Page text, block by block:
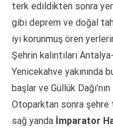
terk edildikten sonra
gibi deprem ve doğal
iyi korunmuş ören
Şehrin kalıntıları
Yenicekahve yakınında
başlar ve Güllük
Otoparktan sonra şehre
sağ yanda İmparator